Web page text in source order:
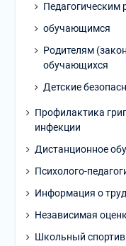
Педагогическим
обучающимся
Родителям
обучающихся
Детские
Профилактика
инфекции
Дистанционное
Психолого-
Информация о
Независимая
Школьный